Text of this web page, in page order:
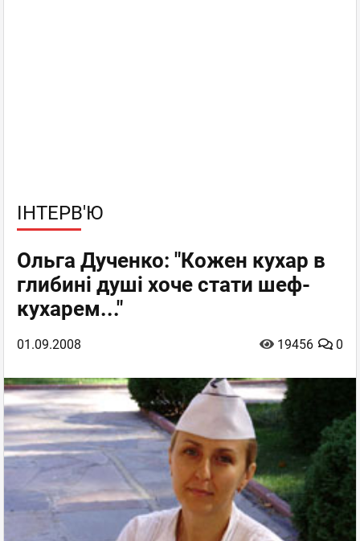
ІНТЕРВ'Ю
Ольга Дученко: "Кожен кухар в
глибині душі хоче стати шеф-
кухарем..."
01.09.2008 0
19456